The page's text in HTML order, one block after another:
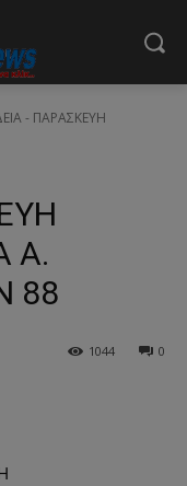
- ΠΑΡΑΣΚΕΥΗ
Α.
88
0
1044